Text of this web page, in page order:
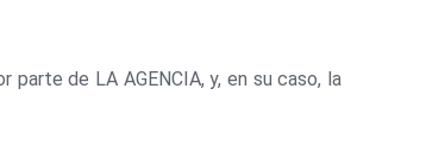
parte de LA AGENCIA, y, en su caso, la